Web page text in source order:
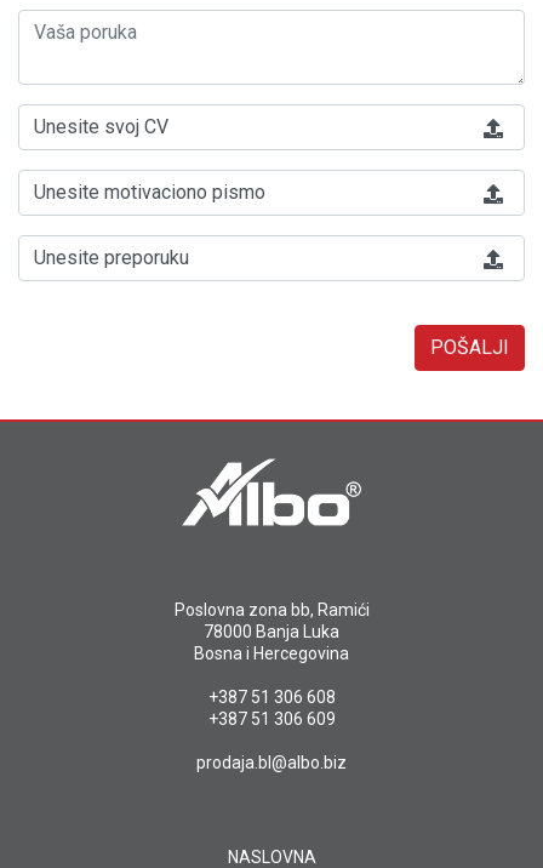
Unesite svoj CV
Unesite motivaciono pismo
Unesite preporuku
POŠALJI
Poslovna zona bb, Ramići
78000 Banja Luka
Bosna i Hercegovina
+387 51 306 608
+387 51 306 609
prodaja.bl@albo.biz
NASLOVNA